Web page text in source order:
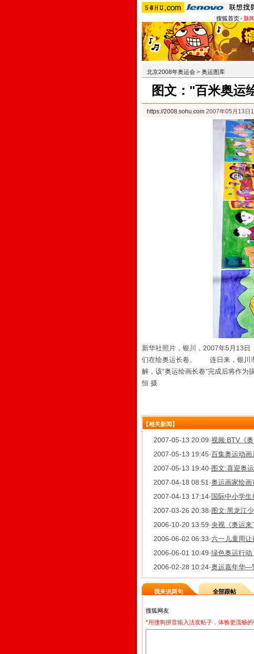
搜狐首页-新闻
北京2008年奥运会 > 奥运图库
图文："百米奥运
https://2008.sohu.com 2007年05月13日
新华社照片，银川，2007年5月
们在绘奥运长卷。 连日来，银川市
解，该“奥运绘画长卷”完成后将作
恒 摄
【相关新闻】
2007-05-13 20:09·视频:BTV《
2007-05-13 19:45·百集奥运动
2007-05-13 19:40· 图文:喜迎奥
2007-04-18 08:51 ·奥运画家绘画
2007-04-13 17:14· 国际中小学
2007-03-26 20:38· 图文:黑龙江
2006-10-20 13:59·央视《奥运
2006-06-02 06:33·六一儿童周
2006-06-01 10:49·绿色奥运行动
2006-02-28 10:24·奥运嘉年华—
我来说两句 全部跟帖
*用搜狗拼音输入法发帖子，体验更流畅